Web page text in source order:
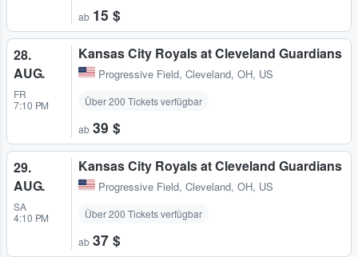
ab 15 $
28.
AUG.
FR
7:10 PM
Kansas City Royals at Cleveland Guardians
Progressive Field, Cleveland, OH, US
Über 200 Tickets verfügbar
ab 39 $
29.
AUG.
SA
4:10 PM
Kansas City Royals at Cleveland Guardians
Progressive Field, Cleveland, OH, US
Über 200 Tickets verfügbar
ab 37 $